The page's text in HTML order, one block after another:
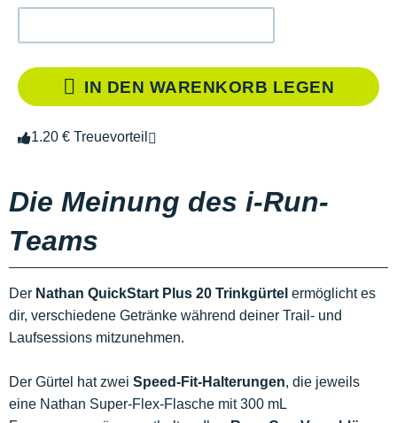
IN DEN WARENKORB LEGEN
1.20 € Treuevorteil
Die Meinung des i-Run-
Teams
Der Nathan QuickStart Plus 20 Trinkgürtel ermöglicht es
dir, verschiedene Getränke während deiner Trail- und
Laufsessions mitzunehmen.
Der Gürtel hat zwei Speed-Fit-Halterungen, die jeweils
eine Nathan Super-Flex-Flasche mit 300 mL